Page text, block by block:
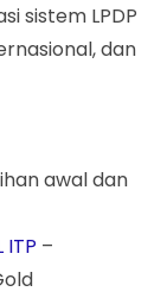
sistem LPDP
dan
awal dan
–